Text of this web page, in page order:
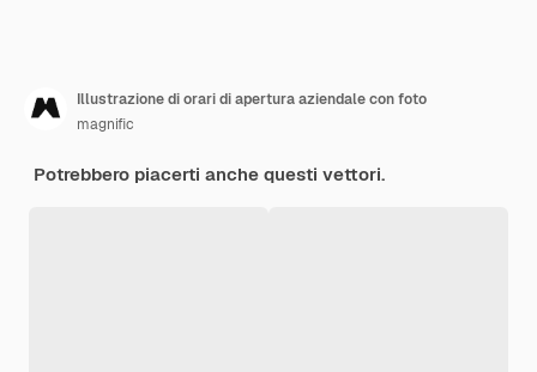
Illustrazione di orari di apertura aziendale con foto
magnific
Potrebbero piacerti anche questi vettori.